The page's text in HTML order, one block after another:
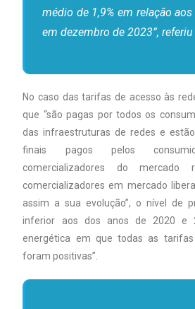
médio de 1,9% em relação
em dezembro de 2023”, referiu
No caso das tarifas de acesso às
que “são pagas por todos os
das infraestruturas de redes e
finais pagos pelos
comercializadores do mercado
comercializadores em mercado
assim a sua evolução”, o nível de
inferior aos dos anos de 2020 e
energética em que todas as
foram positivas”.